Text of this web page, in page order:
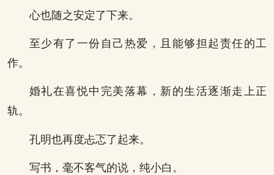
心也随之安定了下来。
至少有了一份自己热爱，且能够担起责任的工
作。
婚礼在喜悦中完美落幕，新的生活逐渐走上正
轨。
孔明也再度忐忑了起来。
写书，毫不客气的说，纯小白。